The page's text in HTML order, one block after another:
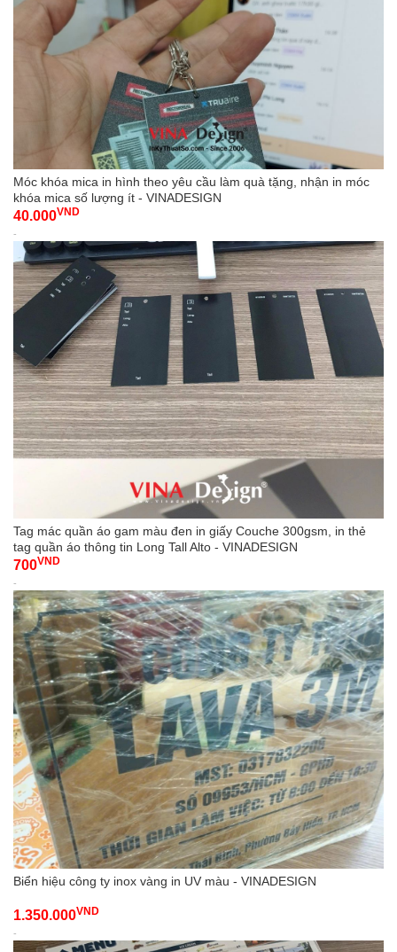
Móc khóa mica in hình theo yêu cầu làm quà tặng, nhận in móc
khóa mica số lượng ít - VINADESIGN
40.000VND
-
Tag mác quần áo gam màu đen in giấy Couche 300gsm, in thẻ
tag quần áo thông tin Long Tall Alto - VINADESIGN
700VND
-
Biển hiệu công ty inox vàng in UV màu - VINADESIGN
1.350.000VND
-